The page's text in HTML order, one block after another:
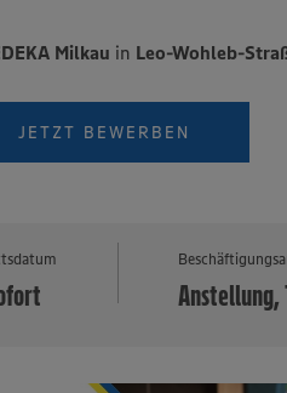
Milkau in Leo-Wohleb-
JETZT BEWERBEN